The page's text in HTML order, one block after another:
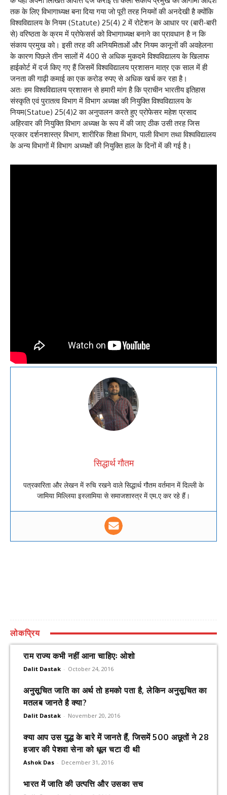
तक के लिए विभागाध्यक्ष बना दिया गया जो पूरी तरह नियमों की अनदेखी है क्योंकि
विश्वविद्यालय के नियम (Statute) 25(4) 2 में रोटेशन के आधार पर (बारी-बारी
से) वरिष्ठता के क्रम में प्रोफेसर्स को विभागाध्यक्ष बनाने का प्रावधान है न कि
संकाय प्रमुख को। इसी तरह की अनियमिताओं और नियम कानूनों की अवहेलना
के कारण पिछले तीन सालों में 400 से अधिक मुकदमे विश्वविद्यालय के खिलाफ
हाईकोर्ट में दर्ज किए गए हैं जिसमें विश्वविद्यालय प्रशासन मात्र एक साल में ही
जनता की गाढ़ी कमाई का एक करोड रुपए से अधिक खर्च कर रहा है।
अतः हम विश्वविद्यालय प्रशासन से हमारी मांग है कि प्राचीन भारतीय इतिहास
संस्कृति एवं पुरातत्व विभाग में विभाग अध्यक्ष की नियुक्ति विश्वविद्यालय के
नियम(Statue) 25(4)2 का अनुपालन करते हुए प्रोफेसर महेश प्रसाद
अहिरवार की नियुक्ति विभाग अध्यक्ष के रूप में की जाए ठीक उसी तरह जिस
प्रकार दर्शनशास्त्र विभाग, शारीरिक शिक्षा विभाग, पाली विभाग तथा विश्वविद्यालय
के अन्य विभागों में विभाग अध्यक्षों की नियुक्ति हाल के दिनों में की गई है।
सिद्धार्थ गौतम
पत्रकारिता और लेखन में रुचि रखने वाले सिद्धार्थ गौतम वर्तमान में दिल्ली के
जामिया मिल्लिया इस्लामिया से समाजशास्त्र में एम.ए कर रहे हैं।
लोकप्रिय
राम राज्य कभी नहीं आना चाहिएः ओशो
Dalit Dastak - October 24, 2016
अनुसूचित जाति का अर्थ तो हमको पता है, लेकिन अनुसूचित का
मतलब जानते है क्या?
Dalit Dastak - November 20, 2016
क्या आप उस युद्ध के बारे में जानते हैं, जिसमें 500 अछूतों ने 28
हजार की पेशवा सेना को धूल चटा दी थी
Ashok Das - December 31, 2016
भारत में जाति की उत्पत्ति और उसका सच